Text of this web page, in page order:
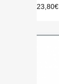
23,80€